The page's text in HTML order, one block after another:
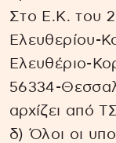
Στο Ε.Κ. του
Ελευθερίου-
Ελευθέριο-
56334-
αρχίζει από
δ) Όλοι οι